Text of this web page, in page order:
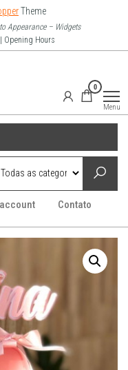
Theme
Appearance – Widgets
Opening Hours
0
Menu
Contato